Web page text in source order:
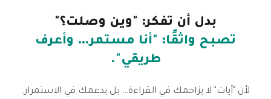
بدل أن تفكر: "وين وصلت؟"
تصبح واثقًا: "أنا مستمر… وأعرف
طريقي".
لأن "آيات" لا يزاحمك في القراءة… بل يدعمك في الاستمرار.